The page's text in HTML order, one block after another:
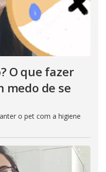
O que fazer
medo de se
o pet com a higiene